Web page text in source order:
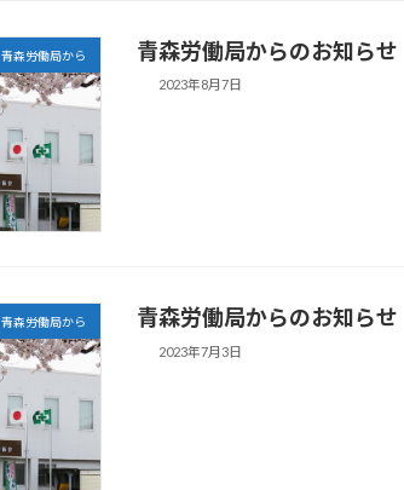
青森労働局から 青森労働局からのお知ら
2023年8月7日
青森労働局から 青森労働局からのお知ら
2023年7月3日